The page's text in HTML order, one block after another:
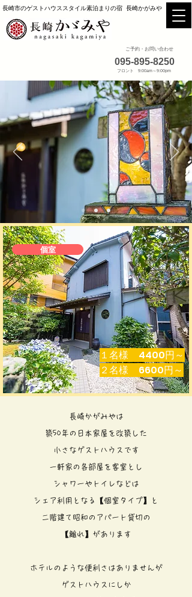
長崎市のゲストハウススタイル素泊まりの宿 長崎かがみや
ご予約・お問い合わせ
095-895-8250
フロント 9:00am～9:00pm
個室
​１名様 4400円～
​２名様 6600円～
長崎かがみやは
築50年の日本家屋を改築した
小さなゲストハウスです
一軒家の各部屋を客室とし
シャワーやトイレなどは
シェア利用となる【個室タイプ】と
二階建て昭和のアパート貸切の
【離れ】​があります
ホテルのような便利さはありませんが
ゲストハウスにしか